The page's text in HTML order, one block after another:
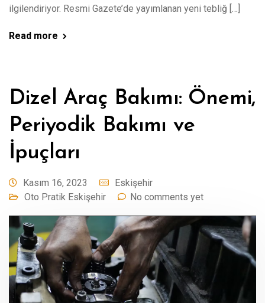
ilgilendiriyor. Resmi Gazete’de yayımlanan yeni tebliğ […]
Read more
Dizel Araç Bakımı: Önemi,
Periyodik Bakımı ve
İpuçları
Kasım 16, 2023
Eskişehir
Oto Pratik Eskişehir
No comments yet